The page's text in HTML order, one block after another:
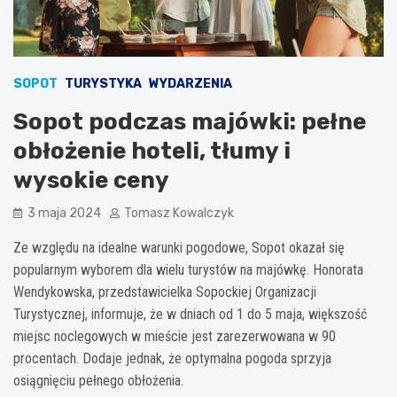
SOPOT TURYSTYKA WYDARZENIA
Sopot podczas majówki: pełne
obłożenie hoteli, tłumy i
wysokie ceny
3 maja 2024 Tomasz Kowalczyk
Ze względu na idealne warunki pogodowe, Sopot okazał się
popularnym wyborem dla wielu turystów na majówkę. Honorata
Wendykowska, przedstawicielka Sopockiej Organizacji
Turystycznej, informuje, że w dniach od 1 do 5 maja, większość
miejsc noclegowych w mieście jest zarezerwowana w 90
procentach. Dodaje jednak, że optymalna pogoda sprzyja
osiągnięciu pełnego obłożenia.